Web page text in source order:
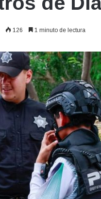
126 1 minuto de lectura